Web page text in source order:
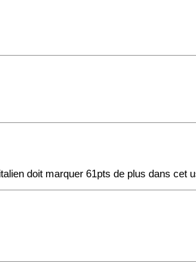
doit marquer 61pts de plus dans cet